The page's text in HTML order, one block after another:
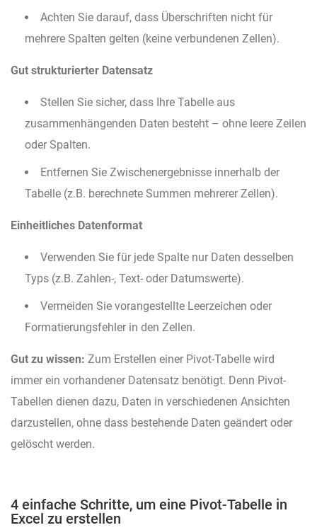
Achten Sie darauf, dass Überschriften nicht für
mehrere Spalten gelten (keine verbundenen Zellen).
Gut strukturierter Datensatz
Stellen Sie sicher, dass Ihre Tabelle aus
zusammenhängenden Daten besteht – ohne leere Zeilen
oder Spalten.
Entfernen Sie Zwischenergebnisse innerhalb der
Tabelle (z.B. berechnete Summen mehrerer Zellen).
Einheitliches Datenformat
Verwenden Sie für jede Spalte nur Daten desselben
Typs (z.B. Zahlen-, Text- oder Datumswerte).
Vermeiden Sie vorangestellte Leerzeichen oder
Formatierungsfehler in den Zellen.
Gut zu wissen: Zum Erstellen einer Pivot-Tabelle wird
immer ein vorhandener Datensatz benötigt. Denn Pivot-
Tabellen dienen dazu, Daten in verschiedenen Ansichten
darzustellen, ohne dass bestehende Daten geändert oder
gelöscht werden.
4 einfache Schritte, um eine Pivot-Tabelle in
Excel zu erstellen